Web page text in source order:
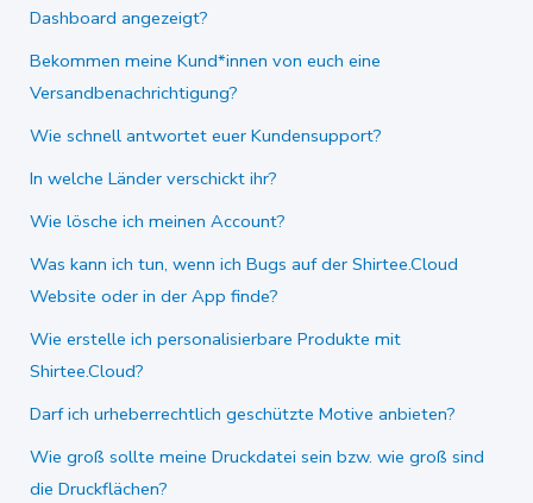
Dashboard angezeigt?
Bekommen meine Kund*innen von euch eine
Versandbenachrichtigung?
Wie schnell antwortet euer Kundensupport?
In welche Länder verschickt ihr?
Wie lösche ich meinen Account?
Was kann ich tun, wenn ich Bugs auf der Shirtee.Cloud
Website oder in der App finde?
Wie erstelle ich personalisierbare Produkte mit
Shirtee.Cloud?
Darf ich urheberrechtlich geschützte Motive anbieten?
Wie groß sollte meine Druckdatei sein bzw. wie groß sind
die Druckflächen?